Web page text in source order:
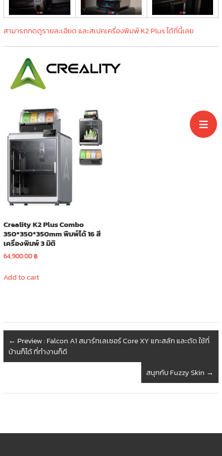
สามารถกดดูรายละเอียด และสเปคเครื่องพิมพ์ K2 Plus ได้ที่นี้เลย
Creality K2 Plus Combo
350*350*350mm พิมพ์ได้ 16 สี
เครื่องพิมพ์ 3 มิติ
64,900.00฿
Add to cart
← Preview : Falcon A1 สมาร์ทเลเซอร์ Core XY แกะสลัก และตัด ใช้ที่
บ้านก็ได้ ที่ทำงานก็ดี
สนุกกับ Fuzzy Skin →